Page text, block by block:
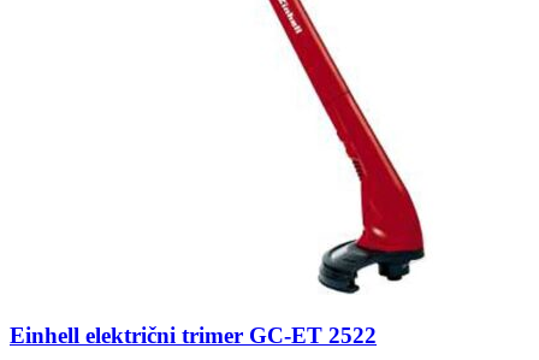
Einhell električni trimer GC-ET 2522